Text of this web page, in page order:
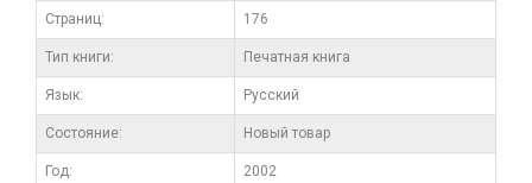
Cтраниц: 176
Тип книги: Печатная книга
Язык: Русский
Состояние: Новый товар
Год: 2002